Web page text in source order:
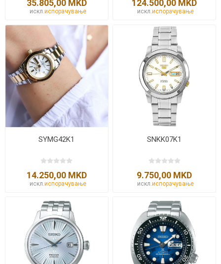
35.805,00 MKD
искл.испорачување
124.500,00 MKD
искл.испорачување
SYMG42K1
14.250,00 MKD
искл. испорачување
SNKK07K1
9.750,00 MKD
искл.испорачување